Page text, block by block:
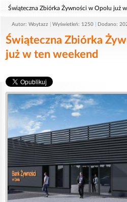
Świąteczna Zbiórka Żywności w Opolu już
Autor: Woytazz Wyświetleń: 1250 Dodano:
Świąteczna Zbiórka
już w ten weekend